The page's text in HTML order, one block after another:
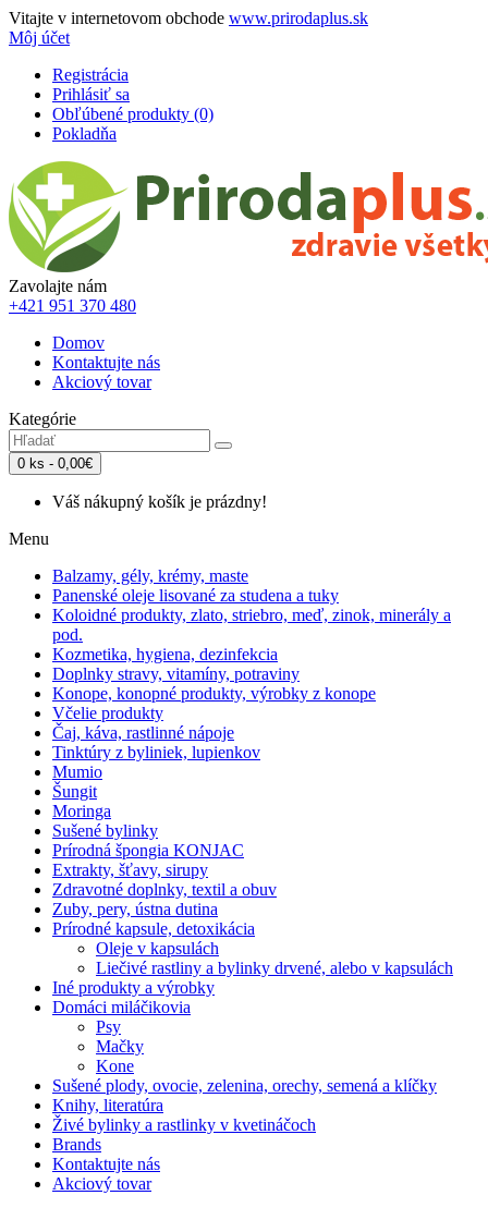
Vitajte v internetovom obchode www.prirodaplus.sk
Môj účet
Registrácia
Prihlásiť sa
Obľúbené produkty (0)
Pokladňa
Zavolajte nám
+421 951 370 480
Domov
Kontaktujte nás
Akciový tovar
Kategórie
0 ks - 0,00€
Váš nákupný košík je prázdny!
Menu
Balzamy, gély, krémy, maste
Panenské oleje lisované za studena a tuky
Koloidné produkty, zlato, striebro, meď, zinok, minerály a
pod.
Kozmetika, hygiena, dezinfekcia
Doplnky stravy, vitamíny, potraviny
Konope, konopné produkty, výrobky z konope
Včelie produkty
Čaj, káva, rastlinné nápoje
Tinktúry z byliniek, lupienkov
Mumio
Šungit
Moringa
Sušené bylinky
Prírodná špongia KONJAC
Extrakty, šťavy, sirupy
Zdravotné doplnky, textil a obuv
Zuby, pery, ústna dutina
Prírodné kapsule, detoxikácia
Oleje v kapsulách
Liečivé rastliny a bylinky drvené, alebo v kapsulách
Iné produkty a výrobky
Domáci miláčikovia
Psy
Mačky
Kone
Sušené plody, ovocie, zelenina, orechy, semená a klíčky
Knihy, literatúra
Živé bylinky a rastlinky v kvetináčoch
Brands
Kontaktujte nás
Akciový tovar